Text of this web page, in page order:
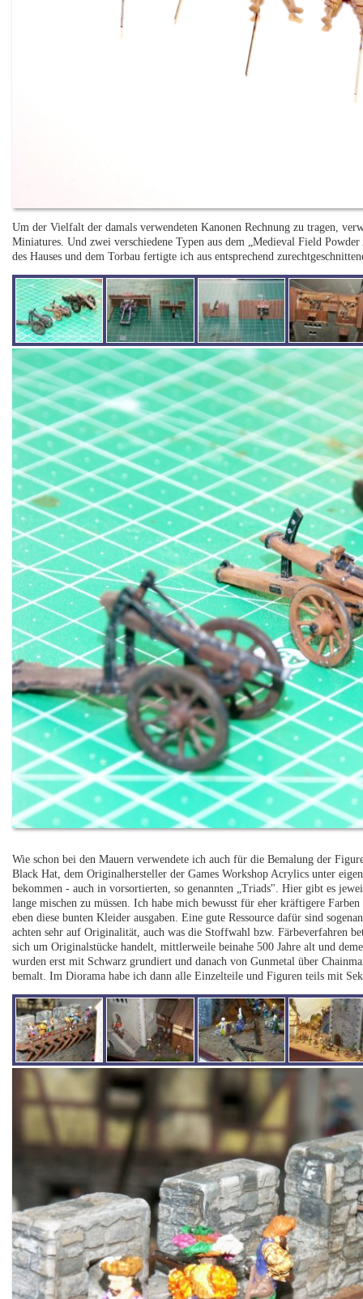
Um der Vielfalt der damals verwendeten Kanonen Rechnung zu tragen,
Miniatures. Und zwei verschiedene Typen aus dem „Medieval Field
des Hauses und dem Torbau fertigte ich aus entsprechend
Wie schon bei den Mauern verwendete ich auch für die Bemalung der
Black Hat, dem Originalhersteller der Games Workshop Acrylics unter
bekommen - auch in vorsortierten, so genannten „Triads". Hier gibt es
lange mischen zu müssen. Ich habe mich bewusst für eher kräftigere
eben diese bunten Kleider ausgaben. Eine gute Ressource dafür sind
achten sehr auf Originalität, auch was die Stoffwahl bzw. Färbeverfahren
sich um Originalstücke handelt, mittlerweile beinahe 500 Jahre alt und
wurden erst mit Schwarz grundiert und danach von Gunmetal über
bemalt. Im Diorama habe ich dann alle Einzelteile und Figuren teils mit